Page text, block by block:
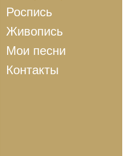
Роспись
Живопись
Мои песни
Контакты